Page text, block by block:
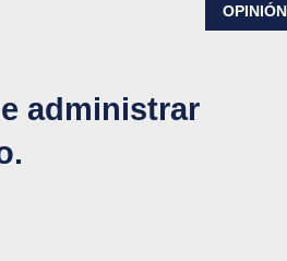
OPINIÓN
administrar